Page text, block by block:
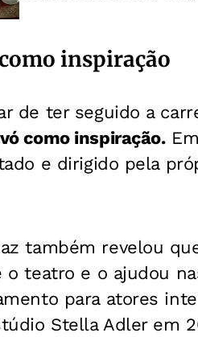
inspiração
de ter seguido a
como inspiração.
e dirigido pela
também revelou
o teatro e o ajudou
para atores
Stella Adler em